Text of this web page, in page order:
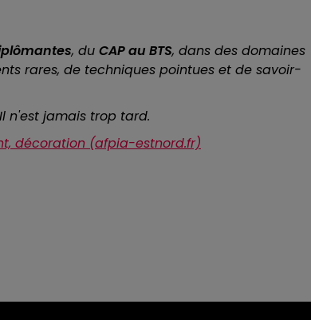
, du CAP au BTS, dans des domaines
rares, de techniques pointues et de savoir-
n'est jamais trop tard.
décoration (afpia-estnord.fr)